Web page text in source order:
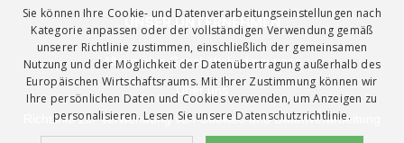
UNSER UNTERNEHMEN
Allgemeine Geschäftsbedingungen
Über uns
Richtlinie zur Verwendung von Cookies und Datenverarbeitung
Sie können Ihre Cookie- und Datenverarbeitungseinstellungen nach
Kategorie anpassen oder der vollständigen Verwendung gemäß
unserer Richtlinie zustimmen, einschließlich der gemeinsamen
Nutzung und der Möglichkeit der Datenübertragung außerhalb des
Europäischen Wirtschaftsraums. Mit Ihrer Zustimmung können wir
Ihre persönlichen Daten und Cookies verwenden, um Anzeigen zu
personalisieren. Lesen Sie unsere Datenschutzrichtlinie.